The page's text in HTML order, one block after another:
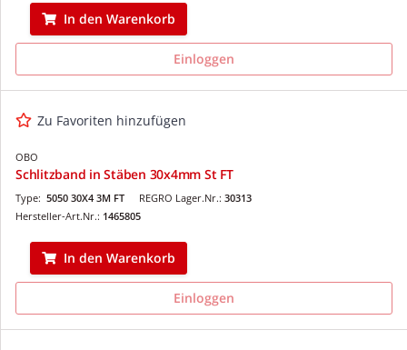
In den Warenkorb
Einloggen
Zu Favoriten hinzufügen
OBO
Schlitzband in Stäben 30x4mm St FT
REGRO Lager.Nr.: 30313
Type: 5050 30X4 3M FT
Hersteller-Art.Nr.: 1465805
In den Warenkorb
Einloggen